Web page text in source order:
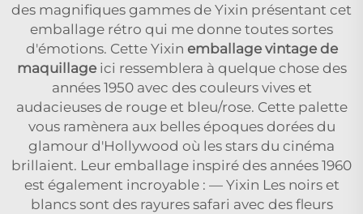
des magnifiques gammes de Yixin présentant cet
emballage rétro qui me donne toutes sortes
d'émotions. Cette Yixin emballage vintage de
maquillage ici ressemblera à quelque chose des
années 1950 avec des couleurs vives et
audacieuses de rouge et bleu/rose. Cette palette
vous ramènera aux belles époques dorées du
glamour d'Hollywood où les stars du cinéma
brillaient. Leur emballage inspiré des années 1960
est également incroyable : — Yixin Les noirs et
blancs sont des rayures safari avec des fleurs